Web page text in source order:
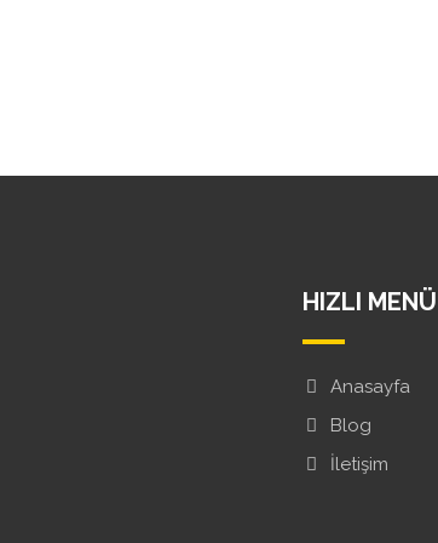
HIZLI MENÜ
Anasayfa
Blog
İletişim